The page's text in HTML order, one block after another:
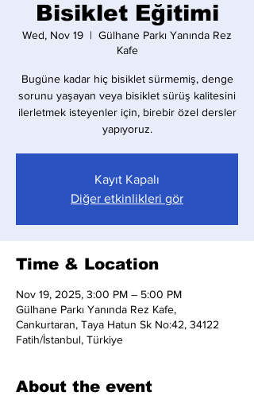
Bisiklet Eğitimi
Wed, Nov 19
  |
Gülhane Parkı Yanında Rez
Kafe
Bugüne kadar hiç bisiklet sürmemiş, denge
sorunu yaşayan veya bisiklet sürüş kalitesini
ilerletmek isteyenler için, birebir özel dersler
yapıyoruz.
Kayıt Kapalı
Diğer etkinlikleri gör
Time & Location
Nov 19, 2025, 3:00 PM – 5:00 PM
Gülhane Parkı Yanında Rez Kafe,
Cankurtaran, Taya Hatun Sk No:42, 34122
Fatih/İstanbul, Türkiye
About the event